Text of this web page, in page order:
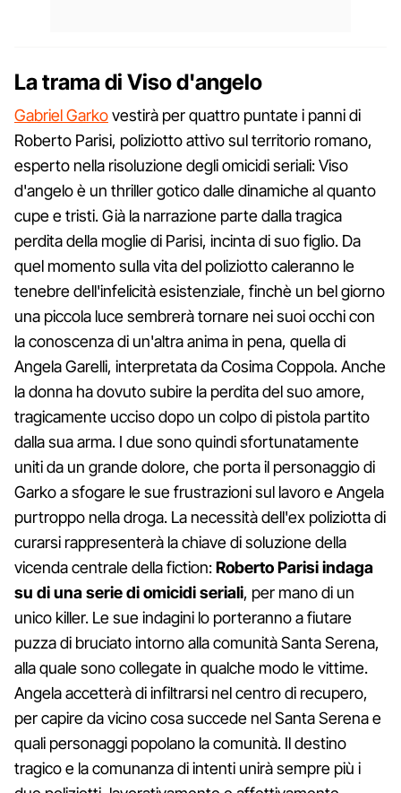
La trama di Viso d'angelo
Gabriel Garkovestirà per quattro puntate i panni di
Roberto Parisi, poliziotto attivo sul territorio romano,
esperto nella risoluzione degli omicidi seriali: Viso
d'angelo è un thriller gotico dalle dinamiche al quanto
cupe e tristi. Già la narrazione parte dalla tragica
perdita della moglie di Parisi, incinta di suo figlio. Da
quel momento sulla vita del poliziotto caleranno le
tenebre dell'infelicità esistenziale, finchè un bel giorno
una piccola luce sembrerà tornare nei suoi occhi con
la conoscenza di un'altra anima in pena, quella di
Angela Garelli, interpretata da Cosima Coppola. Anche
la donna ha dovuto subire la perdita del suo amore,
tragicamente ucciso dopo un colpo di pistola partito
dalla sua arma. I due sono quindi sfortunatamente
uniti da un grande dolore, che porta il personaggio di
Garko a sfogare le sue frustrazioni sul lavoro e Angela
purtroppo nella droga. La necessità dell'ex poliziotta di
curarsi rappresenterà la chiave di soluzione della
vicenda centrale della fiction:Roberto Parisi indaga
su di una serie di omicidi seriali, per mano di un
unico killer. Le sue indagini lo porteranno a fiutare
puzza di bruciato intorno alla comunità Santa Serena,
alla quale sono collegate in qualche modo le vittime.
Angela accetterà di infiltrarsi nel centro di recupero,
per capire da vicino cosa succede nel Santa Serena e
quali personaggi popolano la comunità. Il destino
tragico e la comunanza di intenti unirà sempre più i